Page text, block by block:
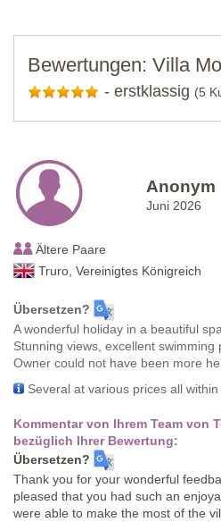
Bewertungen: Villa
- erstklassig (5
Anonym
Juni 2026
Ältere Paare
Truro, Vereinigtes Königreich
Übersetzen?
A wonderful holiday in a beautiful
Stunning views, excellent swimming
Owner could not have been more
Several at various prices all
Kommentar von Ihrem Team von
bezüglich Ihrer Bewertung:
Übersetzen?
Thank you for your wonderful
pleased that you had such an
were able to make the most of the